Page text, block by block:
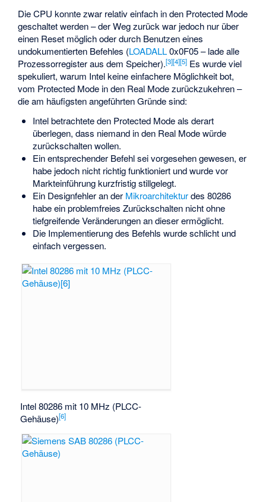
Die CPU konnte zwar relativ einfach in den Protected Mode
geschaltet werden – der Weg zurück war jedoch nur über
einen Reset möglich oder durch Benutzen eines
undokumentierten Befehles (LOADALL0x0F05 – lade alle
Prozessorregister aus dem Speicher).[3][4][5] Es wurde viel
spekuliert, warum Intel keine einfachere Möglichkeit bot,
vom Protected Mode in den Real Mode zurückzukehren –
die am häufigsten angeführten Gründe sind:
Intel betrachtete den Protected Mode als derart
überlegen, dass niemand in den Real Mode würde
zurückschalten wollen.
Ein entsprechender Befehl sei vorgesehen gewesen, er
habe jedoch nicht richtig funktioniert und wurde vor
Markteinführung kurzfristig stillgelegt.
Ein Designfehler an der Mikroarchitekturdes 80286
habe ein problemfreies Zurückschalten nicht ohne
tiefgreifende Veränderungen an dieser ermöglicht.
Die Implementierung des Befehls wurde schlicht und
einfach vergessen.
Intel 80286 mit 10 MHz (PLCC-
Gehäuse)[6]